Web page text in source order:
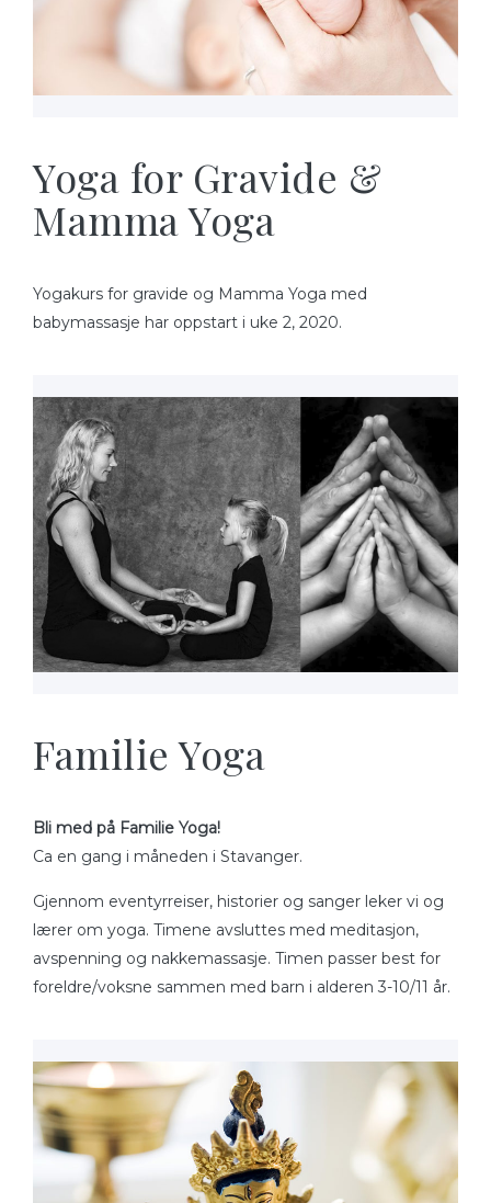
Yoga for Gravide &
Mamma Yoga
Yogakurs for gravide og Mamma Yoga med
babymassasje har oppstart i uke 2, 2020.
Familie Yoga
Bli med på Familie Yoga!
Ca en gang i måneden i Stavanger.
Gjennom eventyrreiser, historier og sanger leker vi og
lærer om yoga. Timene avsluttes med meditasjon,
avspenning og nakkemassasje. Timen passer best for
foreldre/voksne sammen med barn i alderen 3-10/11 år.